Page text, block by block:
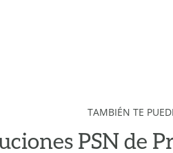
TAMBIÉN TE
PSN de